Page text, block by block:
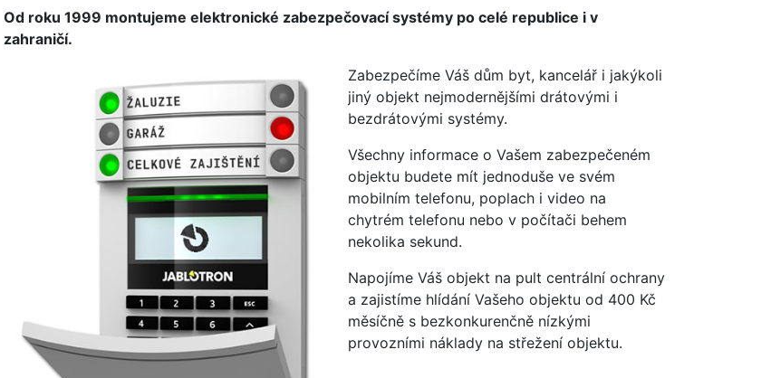
Od roku 1999 montujeme elektronické zabezpečovací systémy po celé republice i v
zahraničí.
Zabezpečíme Váš dům byt, kancelář i jakýkoli
jiný objekt nejmodernějšími drátovými i
bezdrátovými systémy.
Všechny informace o Vašem zabezpečeném
objektu budete mít jednoduše ve svém
mobilním telefonu, poplach i video na
chytrém telefonu nebo v počítači behem
nekolika sekund.
Napojíme Váš objekt na pult centrální ochrany
a zajistíme hlídání Vašeho objektu od 400 Kč
měsíčně s bezkonkurenčně nízkými
provozními náklady na střežení objektu.